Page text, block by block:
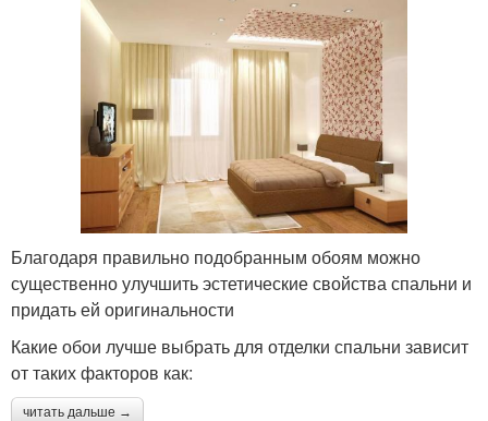
Благодаря правильно подобранным обоям можно
существенно улучшить эстетические свойства спальни и
придать ей оригинальности
Какие обои лучше выбрать для отделки спальни зависит
от таких факторов как:
читать дальше →